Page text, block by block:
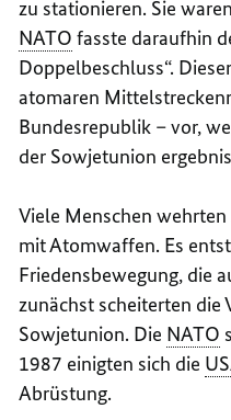
zu stationieren. Sie
NATO fasste daraufhin
Doppelbeschluss“.
atomaren
Bundesrepublik – vor,
der Sowjetunion
Viele Menschen
mit Atomwaffen. Es
Friedensbewegung, die
zunächst scheiterten die
Sowjetunion. Die NATO
1987 einigten sich die
Abrüstung.